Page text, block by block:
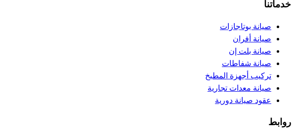
خدماتنا
صيانة بوتاجازات
صيانة أفران
صيانة بلت إن
صيانة شفاطات
تركيب أجهزة المطبخ
صيانة معدات تجارية
عقود صيانة دورية
روابط